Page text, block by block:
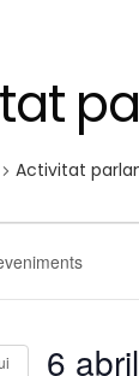
Activitat
6